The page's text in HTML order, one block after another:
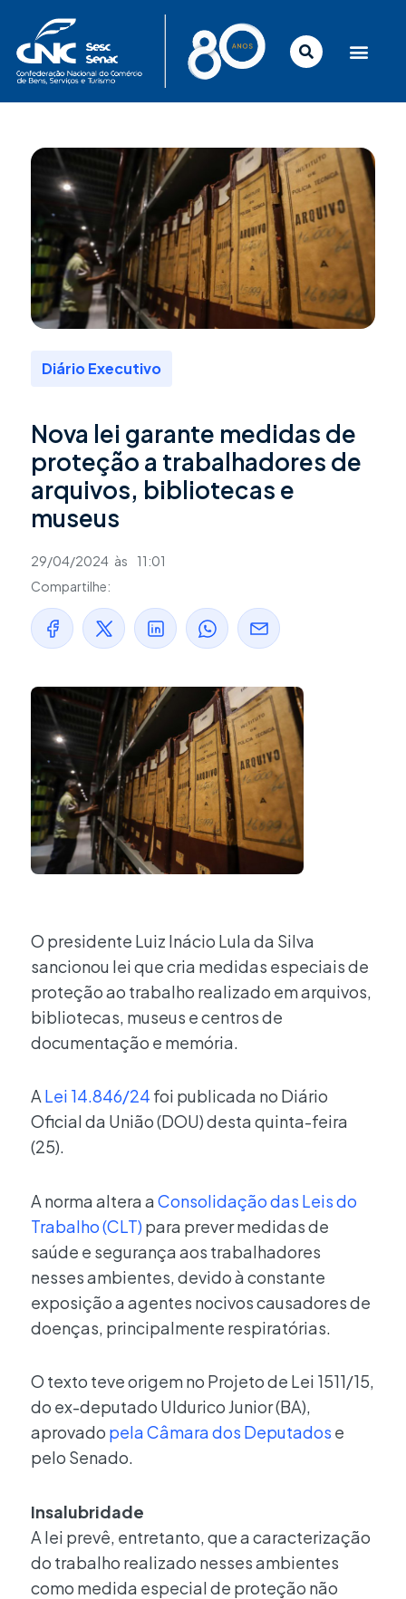
conteúdo
Diário Executivo
Nova lei garante medidas de
proteção a trabalhadores de
arquivos, bibliotecas e
museus
29/04/2024 às
11:01
Compartilhe:
O presidente Luiz Inácio Lula da Silva
sancionou lei que cria medidas especiais de
proteção ao trabalho realizado em arquivos,
bibliotecas, museus e centros de
documentação e memória.
A Lei 14.846/24 foi publicada no Diário
Oficial da União (DOU) desta quinta-feira
(25).
A norma altera aConsolidação das Leis do
Trabalho (CLT) para prever medidas de
saúde e segurança aos trabalhadores
nesses ambientes, devido à constante
exposição a agentes nocivos causadores de
doenças, principalmente respiratórias.
O texto teve origem no Projeto de Lei 1511/15,
do ex-deputado Uldurico Junior (BA),
aprovado pela Câmara dos Deputados e
pelo Senado.
Insalubridade
A lei prevê, entretanto, que a caracterização
do trabalho realizado nesses ambientes
como medida especial de proteção não